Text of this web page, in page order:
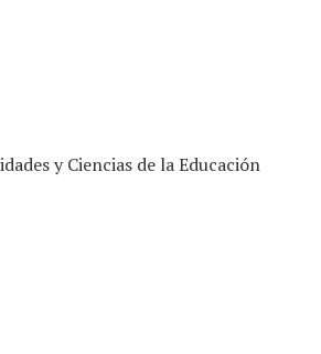
y Ciencias de la Educación